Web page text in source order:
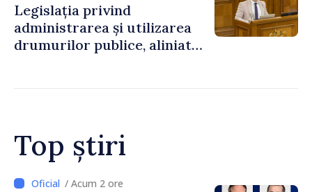
Legislația privind
administrarea și utilizarea
drumurilor publice, aliniată
Top știri
/ Acum 1 oră